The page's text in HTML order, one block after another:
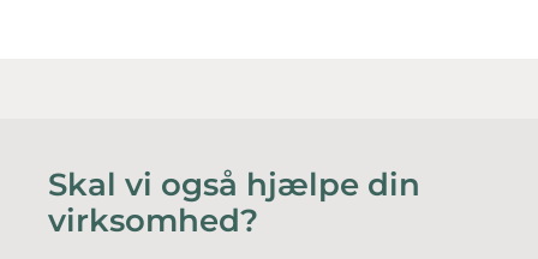
Skal vi også hjælpe din
virksomhed?